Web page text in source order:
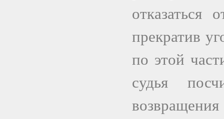
прекратив
по этой
судья